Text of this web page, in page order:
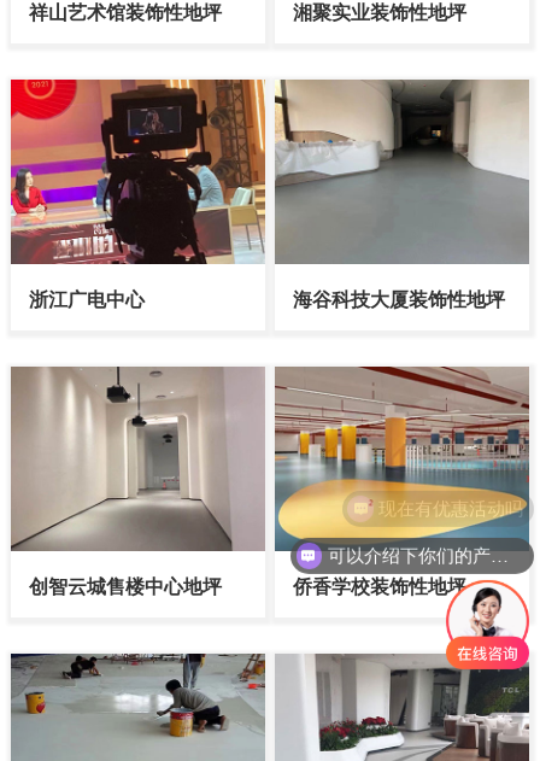
祥山艺术馆装饰性地坪 湘聚实业装饰性地坪
浙江广电中心 海谷科技大厦装饰性地坪
创智云城售楼中心地坪 侨香学校装饰性地坪
可以介绍下你们的产品么